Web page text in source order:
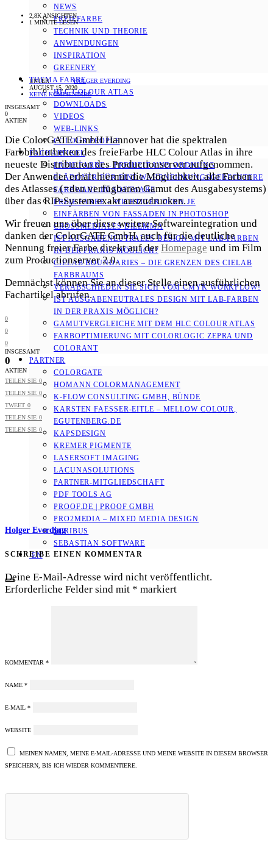
NEWS
FREIEFARBE
TECHNIK UND THEORIE
ANWENDUNGEN
INSPIRATION
GREENERY
THEMA FARBE
HLC COLOUR ATLAS
DOWNLOADS
VIDEOS
WEB-LINKS
COLOUR PEOPLE
FACHARTIKEL
FREIE FARBE – FREIHEIT UND ORDNUNG
PLÄDOYER FÜR EINE WAHRNEHMUNGS­­GERECHTERE
FARBWAHL IN SOFTWARE
FREIE FARBE – WICHTIGER DENN JE
EINFÄRBEN VON FASSADEN IN PHOTOSHOP
CROSSMEDIALES DILEMMA
IST AUSGABENEUTRALES DESIGN MIT LAB-FARBEN
IN DER PRAXIS MÖGLICH?
CIELAB BOUNDARIES – DIE GRENZEN DES CIELAB
FARBRAUMS
VERABSCHIEDEN SIE SICH VOM CMYK WORKFLOW!
IST AUSGABENEUTRALES DESIGN MIT LAB-FARBEN
IN DER PRAXIS MÖGLICH?
GAMUTVERGLEICHE MIT DEM HLC COLOUR ATLAS
FARBOPTIMIERUNG MIT COLORLOGIC ZEPRA UND
COLORANT
PARTNER
COLORGATE
HOMANN COLORMANAGEMENT
K-FLOW CONSULTING GMBH, BÜNDE
KARSTEN FAESSER-EITLE – MELLOW COLOUR, E
GUTENBERG.DE
KAPSDESIGN
KREMER PIGMENTE
LASERSOFT IMAGING
LACUNASOLUTIONS
PARTNER-MITGLIEDSCHAFT
PDF TOOLS AG
PROOF.DE | PROOF GMBH
PRO2MEDIA – MIXED MEDIA DESIGN
SCRIBUS
SEBASTIAN SOFTWARE
EN
2,8K ANSICHTEN
1 MINUTE LESEN
UNTER
HOLGER EVERDING
AUGUST 15, 2020
KEINE KOMMENTARE
INSGESAMT
0
AKTIEN
Die ColorGATE GmbH Hannover hat die spektralen
Farbbibliotheken des freieFarbe HLC Colour Atlas in ihre
neueste Distribution des Productionserver aufgenommen.
Der Anwender erhält hiermit die Möglichkeit, alle Farben
des Atlasses (=den verfügbaren Gamut des Ausgabesystems)
über das RIP-System exakt auszudrucken.
Wir freuen uns über diese weitere Softwareintegration und
danken der ColorGATE GmbH, auch für die deutliche
Nennung freier Farbe direkt auf der Homepage und im Film
zum Productionserver 2.0.
Demnächst können Sie an dieser Stelle einen ausführlichen
Fachartikel abrufen.
0
0
0
INSGESAMT
0
AKTIEN
TEILEN SIE 0
TEILEN SIE 0
TWEET 0
TEILEN SIE 0
TEILEN SIE 0
Holger Everding
SCHREIBE EINEN KOMMENTAR
Deine E-Mail-Adresse wird nicht veröffentlicht.
Erforderliche Felder sind mit * markiert
KOMMENTAR *
NAME *
E-MAIL *
WEBSITE
MEINEN NAMEN, MEINE E-MAIL-ADRESSE UND MEINE WEBSITE IN DIESEM BROWSER
SPEICHERN, BIS ICH WIEDER KOMMENTIERE.